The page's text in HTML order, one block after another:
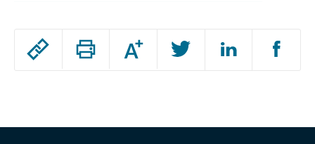
Passer
Augmenter
ou